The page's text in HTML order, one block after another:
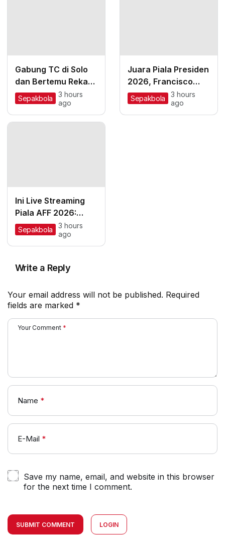
Gabung TC di Solo
dan Bertemu Rekan
Sesama Spanyol,
Sergio Castel Enjoy
Latihan Bareng
Sepakbola
3 hours
ago
Juara Piala Presiden
2026, Francisco
Rivera: Kini
Persebaya Lebih
Percaya Diri!
Sepakbola
3 hours
ago
Ini Live Streaming
Piala AFF 2026:
Singapura Vs
Timnas Indonesia
Sepakbola
3 hours
ago
Write a Reply
Your email address will not be published. Required
fields are marked *
Your Comment *
Name *
E-Mail *
Save my name, email, and website in this browser
for the next time I comment.
SUBMIT COMMENT LOGIN